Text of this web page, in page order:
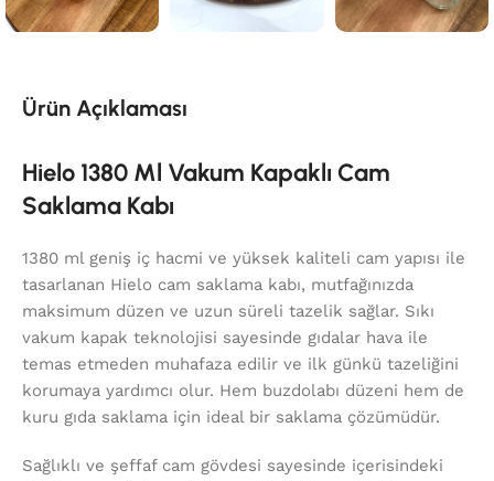
Ürün Açıklaması
Hielo 1380 Ml Vakum Kapaklı Cam
Saklama Kabı
1380 ml geniş iç hacmi ve yüksek kaliteli cam yapısı ile
tasarlanan Hielo cam saklama kabı, mutfağınızda
maksimum düzen ve uzun süreli tazelik sağlar. Sıkı
vakum kapak teknolojisi sayesinde gıdalar hava ile
temas etmeden muhafaza edilir ve ilk günkü tazeliğini
korumaya yardımcı olur. Hem buzdolabı düzeni hem de
kuru gıda saklama için ideal bir saklama çözümüdür.
Sağlıklı ve şeffaf cam gövdesi sayesinde içerisindeki